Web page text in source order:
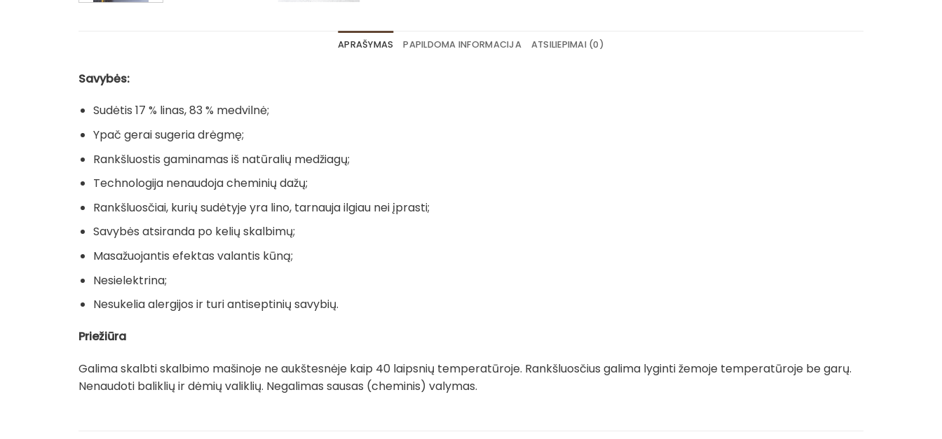
APRAŠYMAS PAPILDOMA INFORMACIJA ATSILIEPIMAI (0)
Savybės:
Sudėtis 17 % linas, 83 % medvilnė;
Ypač gerai sugeria drėgmę;
Rankšluostis gaminamas iš natūralių medžiagų;
Technologija nenaudoja cheminių dažų;
Rankšluosčiai, kurių sudėtyje yra lino, tarnauja ilgiau nei įprasti;
Savybės atsiranda po kelių skalbimų;
Masažuojantis efektas valantis kūną;
Nesielektrina;
Nesukelia alergijos ir turi antiseptinių savybių.
Priežiūra
Galima skalbti skalbimo mašinoje ne aukštesnėje kaip 40 laipsnių temperatūroje. Rankšluosčius galima lyginti žemoje temperatūroje be garų.
Nenaudoti baliklių ir dėmių valiklių. Negalimas sausas (cheminis) valymas.